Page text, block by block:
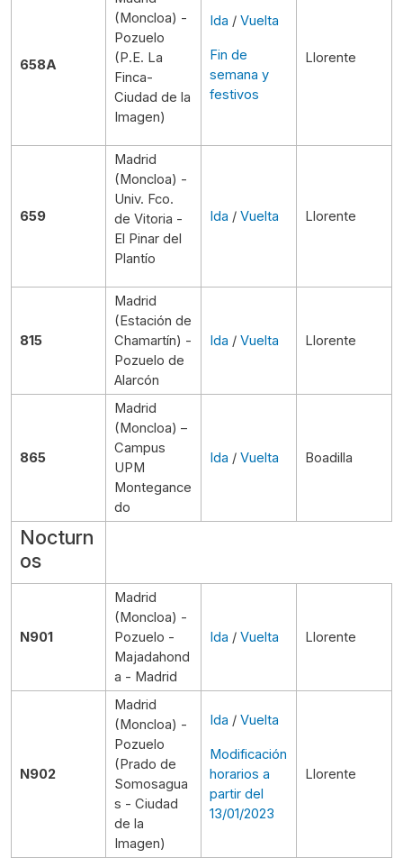
658A
(Moncloa) -
Pozuelo
(P.E. La
Finca-
Ciudad de la
Imagen)
Ida / Vuelta
Fin de
semana y
festivos
Llorente
659
Madrid
(Moncloa) -
Univ. Fco.
de Vitoria -
El Pinar del
Plantío
Ida / Vuelta Llorente
815
Madrid
(Estación de
Chamartín) -
Pozuelo de
Alarcón
Ida / Vuelta Llorente
865
Madrid
(Moncloa) –
Campus
UPM
Montegance
do
Ida / Vuelta Boadilla
Nocturn
os
N901
Madrid
(Moncloa) -
Pozuelo -
Majadahond
a - Madrid
Ida / Vuelta Llorente
N902
Madrid
(Moncloa) -
Pozuelo
(Prado de
Somosagua
s - Ciudad
de la
Imagen)
Ida / Vuelta
Modificación
horarios a
partir del
13/01/2023
Llorente